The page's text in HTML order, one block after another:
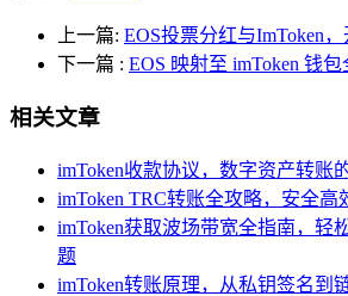
上一篇: EOS投票分红与ImToken
下一篇 : EOS 映射至 imToken 钱
相关文章
imToken收款协议，数字资产转账
imToken TRC转账全攻略，安全高
imToken获取波场带宽全指南，轻
题
imToken转账原理，从私钥签名到